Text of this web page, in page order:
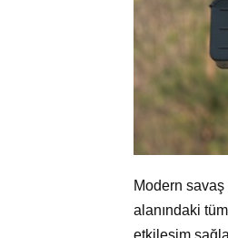
Modern savaş
alanındaki